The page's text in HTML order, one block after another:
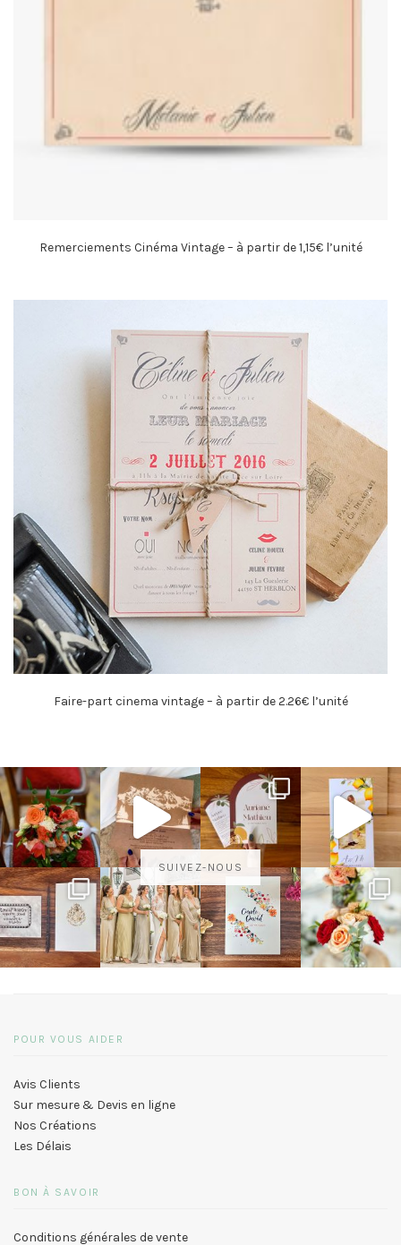
Remerciements Cinéma Vintage – à partir de 1,15€ l’unité
Faire-part cinema vintage – à partir de 2.26€ l’unité
SUIVEZ-NOUS
POUR VOUS AIDER
Avis Clients
Sur mesure & Devis en ligne
Nos Créations
Les Délais
BON À SAVOIR
Conditions générales de vente